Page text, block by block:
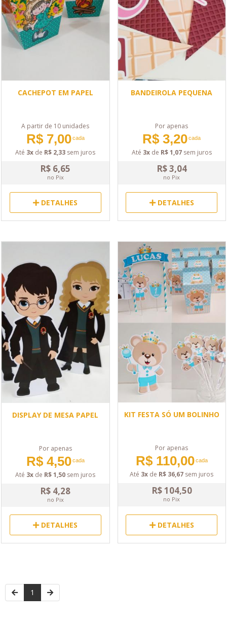
CACHEPOT EM PAPEL
A partir de 10 unidades
R$ 7,00cada
Até 3x de R$ 2,33 sem juros
R$ 6,65
no Pix
DETALHES
BANDEIROLA PEQUENA
Por apenas
R$ 3,20cada
Até 3xde R$ 1,07sem juros
R$ 3,04
no Pix
DETALHES
DISPLAY DE MESA PAPEL
Por apenas
R$ 4,50cada
Até 3x de R$ 1,50 sem juros
R$ 4,28
no Pix
DETALHES
KIT FESTA SÓ UM BOLINHO
Por apenas
R$ 110,00cada
Até 3x de R$ 36,67 sem juros
R$ 104,50
no Pix
DETALHES
1